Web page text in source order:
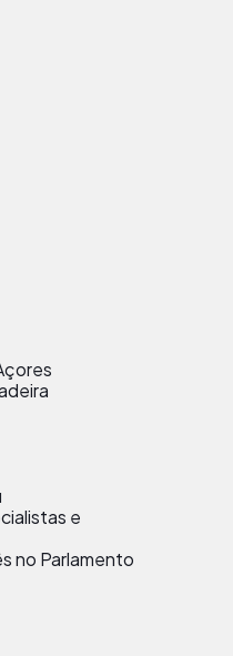
e
no Parlamento